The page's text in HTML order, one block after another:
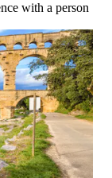
with a person